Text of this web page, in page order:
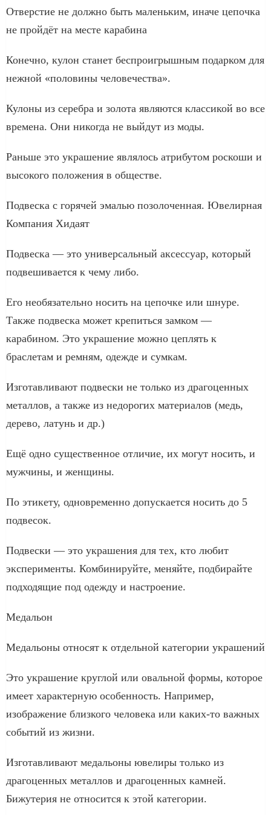
Отверстие не должно быть маленьким, иначе цепочка
не пройдёт на месте карабина
Конечно, кулон станет беспроигрышным подарком для
нежной «половины человечества».
Кулоны из серебра и золота являются классикой во все
времена. Они никогда не выйдут из моды.
Раньше это украшение являлось атрибутом роскоши и
высокого положения в обществе.
Подвеска с горячей эмалью позолоченная. Ювелирная
Компания Хидаят
Подвеска — это универсальный аксессуар, который
подвешивается к чему либо.
Его необязательно носить на цепочке или шнуре.
Также подвеска может крепиться замком —
карабином. Это украшение можно цеплять к
браслетам и ремням, одежде и сумкам.
Изготавливают подвески не только из драгоценных
металлов, а также из недорогих материалов (медь,
дерево, латунь и др.)
Ещё одно существенное отличие, их могут носить, и
мужчины, и женщины.
По этикету, одновременно допускается носить до 5
подвесок.
Подвески — это украшения для тех, кто любит
эксперименты. Комбинируйте, меняйте, подбирайте
подходящие под одежду и настроение.
Медальон
Медальоны относят к отдельной категории украшений
Это украшение круглой или овальной формы, которое
имеет характерную особенность. Например,
изображение близкого человека или каких-то важных
событий из жизни.
Изготавливают медальоны ювелиры только из
драгоценных металлов и драгоценных камней.
Бижутерия не относится к этой категории.